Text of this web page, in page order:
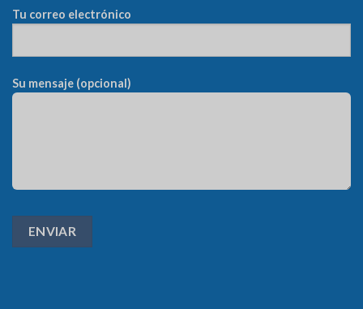
Tu correo electrónico
Su mensaje (opcional)